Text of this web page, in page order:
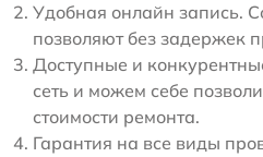
Удобная онлайн запись.
позволяют без задержек
Доступные и
сеть и можем себе
стоимости ремонта.
Гарантия на все виды